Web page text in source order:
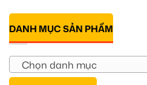
DANH MỤC SẢN PHẨM
Chọn danh mục